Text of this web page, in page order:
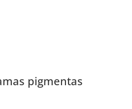
pigmentas